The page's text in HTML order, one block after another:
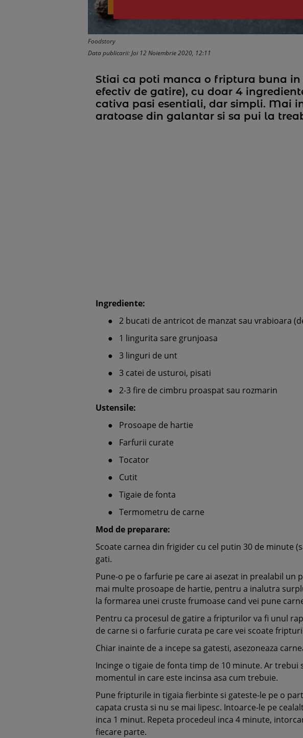
Foodstory
Data publicarii: Joi 12 Noiembrie 2020, 12:11
Stiai ca poti manca o friptura buna
efectiv de gatire), cu doar 4
cativa pasi esentiali, dar simpli. Mai
aratoase din galantar si sa pui la
Ingrediente:
● 2 bucati de antricot de manzat sau vrabioara
●
1 lingurita sare grunjoasa
● 3 linguri de unt
● 3 catei de usturoi, pisati
● 2-3 fire de cimbru proaspat sau rozmarin
Ustensile:
●
Prosoape de hartie
●
Farfurii curate
● Tocator
●
Cutit
● Tigaie de fonta
● Termometru de carne
Mod de preparare:
Scoate carnea din frigider cu cel putin 30 de minute
gati.
Pune-o pe o farfurie pe care ai asezat in prealabil un
mai multe prosoape de hartie, pentru a inalutra
la formarea unei cruste frumoase cand vei pune
Pentru ca procesul de gatire a fripturilor va fi unul
de carne si o farfurie curata pe care vei scoate
Chiar inainte de a incepe sa gatesti, asezoneaza
Incinge o tigaie de fonta timp de 10 minute. Ar trebui
momentul in care este incinsa asa cum trebuie.
Pune fripturile in tigaia fierbinte si gateste-le pe o
capata crusta si nu se mai lipesc. Intoarce-le pe
inca 1 minut. Repeta procedeul inca 4 minute,
fiecare parte.